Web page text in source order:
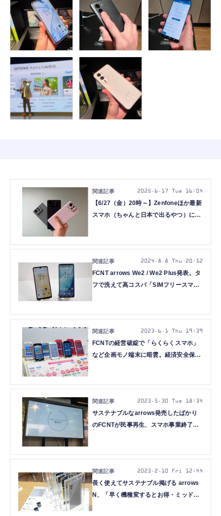
【6/27（金）20時～】Zenfoneほか最新
スマホ（ちゃんと日本で出るやつ）につ
2025.6.17 Tue 16:04
FCNT arrows We2 / We2 Plus発表。タ
フで洗えて高コスパ「SIMフリースマホ
2024.8.8 Thu 20:52
FCNTの経営破綻で「らくらくスマホ」
など企画モノ端末に暗雲。経済安全保障
2023.6.1 Thu 19:39
サステナブルなarrows発売したばかり
のFCNTが民事再生、スマホ事業終了。
2023.5.30 Tue 18:34
長く使えてサステナブル掲げる arrows
N、「早く機種変するとお得・ミッドレ
2023.2.10 Fri 12:44